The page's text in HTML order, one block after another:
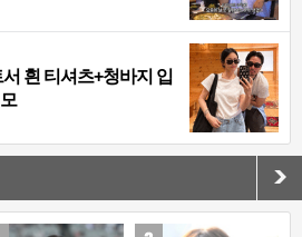
흰 티셔츠+청바지 입